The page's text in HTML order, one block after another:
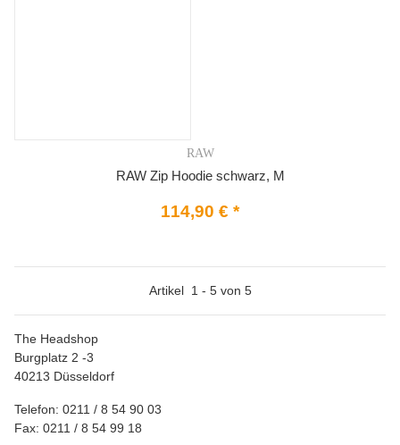
RAW
RAW Zip Hoodie schwarz, M
114,90 € *
Artikel 1 - 5von 5
The Headshop
Burgplatz 2 -3
40213 Düsseldorf
Telefon: 0211 / 8 54 90 03
Fax: 0211 / 8 54 99 18